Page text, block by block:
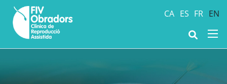
CA ES FR EN